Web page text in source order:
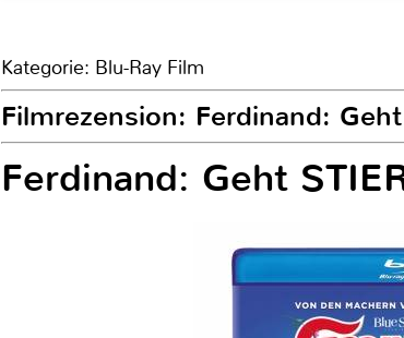
Kategorie: Blu-Ray Film
Filmrezension: Ferdinand:
Ferdinand: Geht